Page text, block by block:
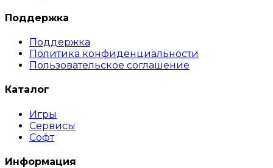
Поддержка
Поддержка
Политика конфиденциальности
Пользовательское соглашение
Каталог
Игры
Сервисы
Софт
Информация